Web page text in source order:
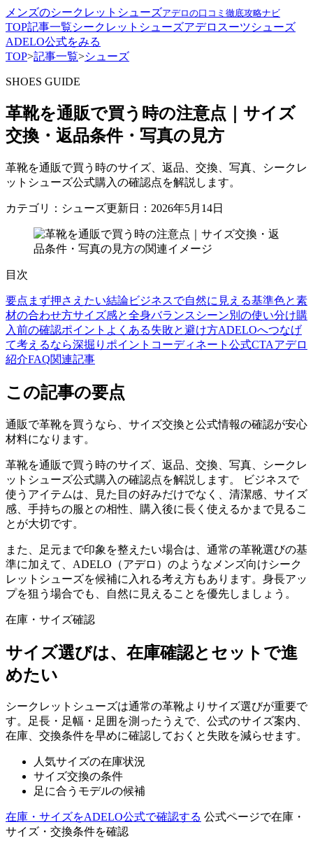
メンズのシークレットシューズアデロの口コミ徹底攻略ナビ
TOP記事一覧シークレットシューズアデロ スーツシューズ
ADELO公式をみる
TOP>記事一覧>シューズ
SHOES GUIDE
革靴を通販で買う時の注意点｜サイズ
交換・返品条件・写真の見方
革靴を通販で買う時のサイズ、返品、交換、写真、シークレ
ットシューズ公式購入の確認点を解説します。
カテゴリ：シューズ更新日：2026年5月14日
目次
要点 まず押さえたい結論ビジネスで自然に見える基準色と素
材の合わせ方サイズ感と全身バランス シーン別の使い分け購
入前の確認ポイント よくある失敗と避け方ADELOへつなげ
て考えるなら深掘りポイント コーディネート 公式CTAアデロ
紹介FAQ関連記事
この記事の要点
通販で革靴を買うなら、サイズ交換と公式情報の確認が安心
材料になります。
革靴を通販で買う時のサイズ、返品、交換、写真、シークレ
ットシューズ公式購入の確認点を解説します。 ビジネスで
使うアイテムは、見た目の好みだけでなく、清潔感、サイズ
感、手持ちの服との相性、購入後に長く使えるかまで見るこ
とが大切です。
また、足元まで印象を整えたい場合は、通常の革靴選びの基
準に加えて、ADELO（アデロ）のようなメンズ向けシーク
レットシューズを候補に入れる考え方もあります。身長アッ
プを狙う場合でも、自然に見えることを優先しましょう。
在庫・サイズ確認
サイズ選びは、在庫確認とセットで進
めたい
シークレットシューズは通常の革靴よりサイズ選びが重要で
す。足長・足幅・足囲を測ったうえで、公式のサイズ案内、
在庫、交換条件を早めに確認しておくと失敗を減らせます。
人気サイズの在庫状況
サイズ交換の条件
足に合うモデルの候補
在庫・サイズをADELO公式で確認する 公式ページで在庫・
サイズ・交換条件を確認